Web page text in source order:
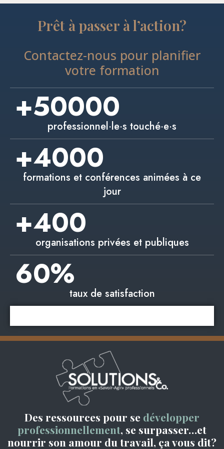
Prêt à passer à l’action?
Contactez-nous pour planifier
votre formation
+50000
professionnel·le·s touché·e·s
+4000
formations et conférences animées à ce
jour
+400
organisations privées et publiques
60%
taux de satisfaction
Des ressources pour se développer
professionnellement, se surpasser…et
nourrir son amour du travail, ça vous dit?